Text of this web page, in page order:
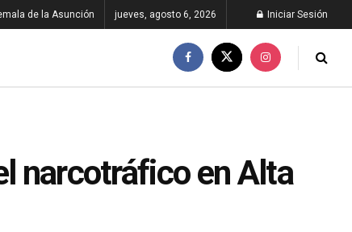
de la Asunción jueves, agosto 6, 2026 Iniciar Sesión
narcotráfico en Alta